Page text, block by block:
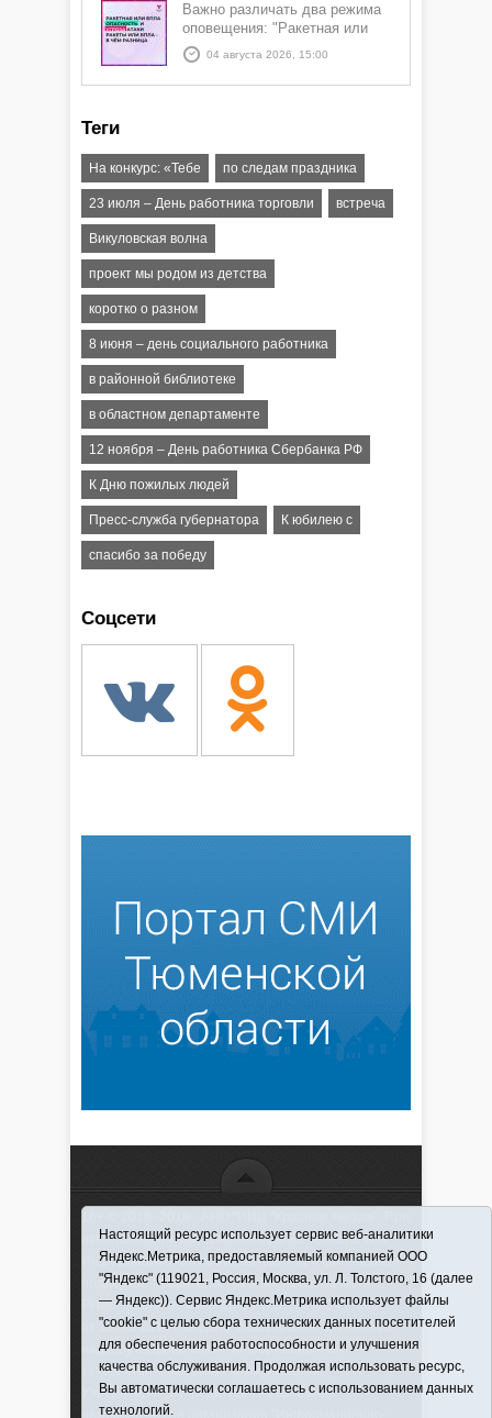
Важно различать два режима
оповещения: "Ракетная или
БПЛА опасность" и "Угроза
атаки ракеты или БПЛА"
04 августа 2026, 15:00
Теги
На конкурс: «Тебе по следам праздника
23 июля – День работника торговли встреча
Викуловская волна
проект мы родом из детства
коротко о разном
8 июня – день социального работника
в районной библиотеке
в областном департаменте
12 ноября – День работника Сбербанка РФ
К Дню пожилых людей
Пресс-служба губернатора К юбилею с
спасибо за победу
Соцсети
использовании материалов ссылка обязательна
Информационная лента выходит при финансовой
поддержке правительства Тюменской области
Регистрационный номер СМИ ЭЛ № ФС 77-66066
от 10.06. 2016 г. выдано Федеральной службой по
надзору в сфере связи, информационных
технологий и массовых коммуникаций.
Учредитель (соучредители) Автономная
некоммерческая организация "Информационно-
Настоящий ресурс использует сервис веб-аналитики
Яндекс.Метрика, предоставляемый компанией ООО
"Яндекс" (119021, Россия, Москва, ул. Л. Толстого, 16 (далее
— Яндекс)). Сервис Яндекс.Метрика использует файлы
"cookie" с целью сбора технических данных посетителей
для обеспечения работоспособности и улучшения
качества обслуживания. Продолжая использовать ресурс,
Вы автоматически соглашаетесь с использованием данных
технологий.